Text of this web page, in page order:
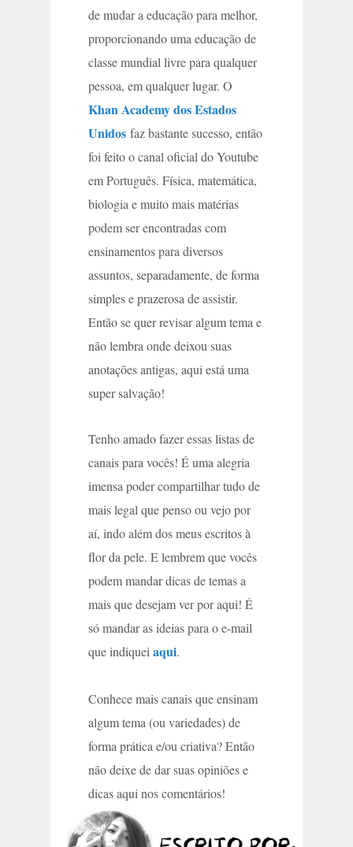
de mudar a educação para melhor,
proporcionando uma educação de
classe mundial livre para qualquer
pessoa, em qualquer lugar. O
Khan Academy dos Estados
Unidos faz bastante sucesso, então
foi feito o canal oficial do Youtube
em Português. Física, matemática,
biologia e muito mais matérias
podem ser encontradas com
ensinamentos para diversos
assuntos, separadamente, de forma
simples e prazerosa de assistir.
Então se quer revisar algum tema e
não lembra onde deixou suas
anotações antigas, aqui está uma
super salvação!
Tenho amado fazer essas listas de
canais para vocês! É uma alegria
imensa poder compartilhar tudo de
mais legal que penso ou vejo por
aí, indo além dos meus escritos à
flor da pele. E lembrem que vocês
podem mandar dicas de temas a
mais que desejam ver por aqui! É
só mandar as ideias para o e-mail
que indiquei aqui.
Conhece mais canais que ensinam
algum tema (ou variedades) de
forma prática e/ou criativa? Então
não deixe de dar suas opiniões e
dicas aqui nos comentários!